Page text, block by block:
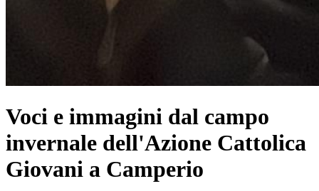
Voci e immagini dal campo
invernale dell'Azione Cattolica
Giovani a Camperio